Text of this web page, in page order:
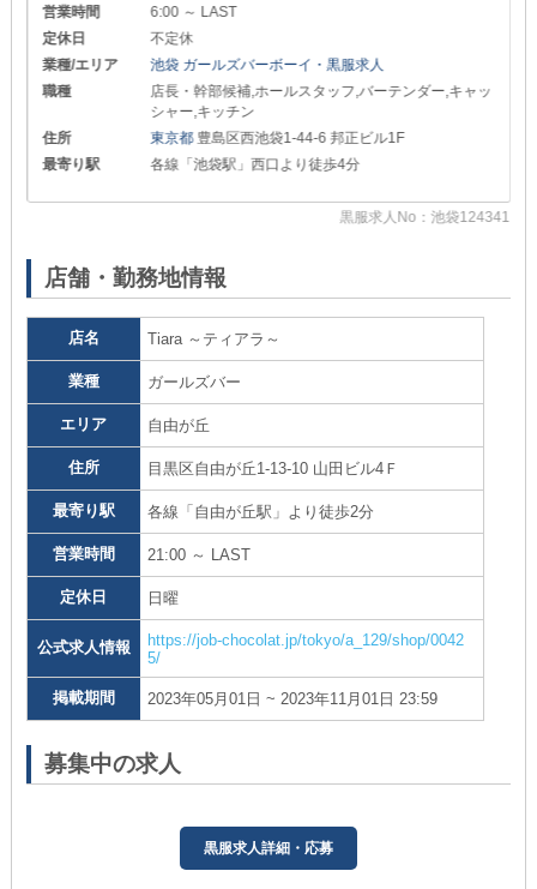
営業時間
6:00 ～ LAST
定休日
不定休
業種/エリア
池袋 ガールズバーボーイ・黒服求人
職種
店長・幹部候補,ホールスタッフ,バーテンダー,キャッ
シャー,キッチン
住所
東京都 豊島区西池袋1-44-6 邦正ビル1F
最寄り駅
各線「池袋駅」西口より徒歩4分
黒服求人No：池袋124341
店舗・勤務地情報
店名 Tiara ～ティアラ～
業種 ガールズバー
エリア 自由が丘
住所 目黒区自由が丘1-13-10 山田ビル4Ｆ
最寄り駅 各線「自由が丘駅」より徒歩2分
営業時間 21:00 ～ LAST
定休日 日曜
公式求人情報
https://job-chocolat.jp/tokyo/a_129/shop/0042
5/
掲載期間 2023年05月01日 ~ 2023年11月01日 23:59
募集中の求人
黒服求人詳細・応募